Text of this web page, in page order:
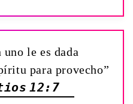
uno le es dada
para provecho”
12:7